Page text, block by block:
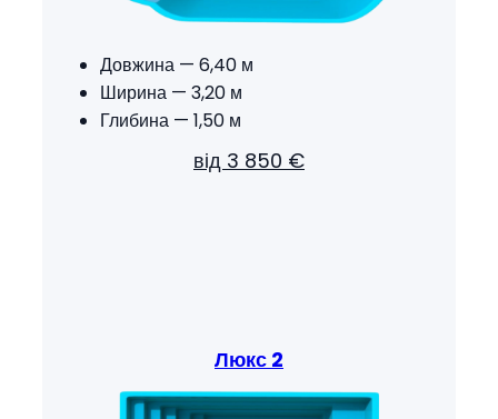
Довжина — 6,40 м
Ширина — 3,20 м
Глибина — 1,50 м
від 3 850 €
Люкс 2